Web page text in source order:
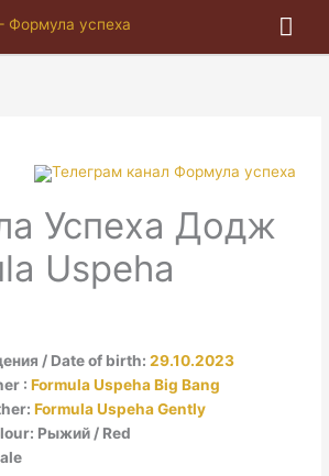
Успеха Додж
Uspeha
/ Date of birth: 29.10.2023
: Formula Uspeha Big Bang
Formula Uspeha Gently
Рыжий / Red